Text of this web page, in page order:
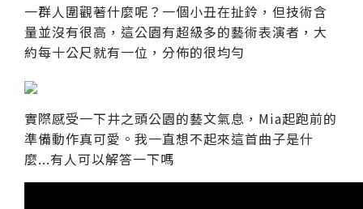
一群人圍觀著什麼呢？一個小丑在扯鈴，但技術含
量並沒有很高，這公園有超級多的藝術表演者，大
約每十公尺就有一位，分佈的很均勻
實際感受一下井之頭公園的藝文氣息，Mia起跑前的
準備動作真可愛。我一直想不起來這首曲子是什
麼...有人可以解答一下嗎